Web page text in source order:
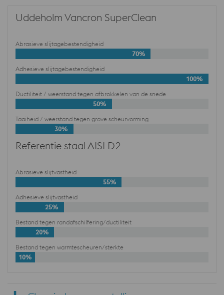
Uddeholm Vancron SuperClean
Abrasieve slijtagebestendigheid
70%
Adhesieve slijtagebestendigheid
100%
Ductiliteit / weerstand tegen afbrokkelen van de snede
50%
Taaiheid / weerstand tegen grove scheurvorming
30%
Referentie staal AISI D2
Abrasieve slijtvastheid
55%
Adhesieve slijtvastheid
25%
Bestand tegen randafschilfering/ductiliteit
20%
Bestand tegen warmtescheuren/sterkte
10%